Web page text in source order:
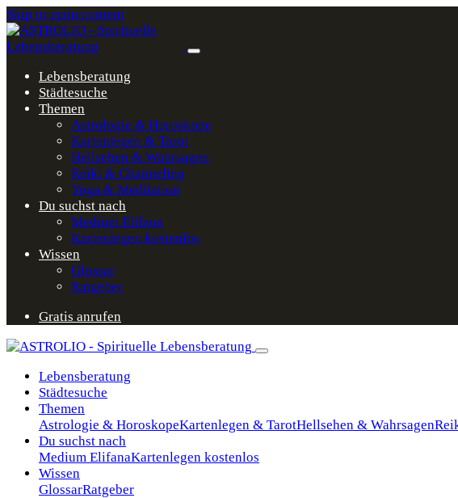
Skip to main content
Lebensberatung
Städtesuche
Themen
Astrologie & Horoskope
Kartenlegen & Tarot
Hellsehen & Wahrsagen
Reiki & Channeling
Yoga & Meditation
Du suchst nach
Medium Elifana
Kartenlegen kostenlos
Wissen
Glossar
Ratgeber
Gratis anrufen
Lebensberatung
Städtesuche
Themen
Astrologie & HoroskopeKartenlegen & TarotHellsehen & Wahrsagen
Du suchst nach
Medium ElifanaKartenlegen kostenlos
Wissen
GlossarRatgeber